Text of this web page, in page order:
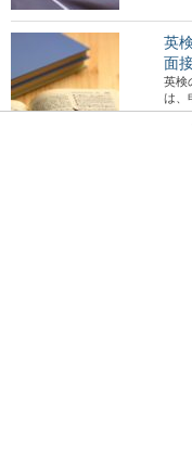
英
面
英検
は、